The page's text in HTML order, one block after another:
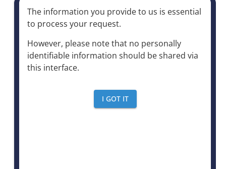
Caméras à lecture
automatisée de
plaques
d’immatriculation et
accès à la déchèterie :
un dispositif autorisé à
condition d’être
4 juin 2026
The information you provide to us is essential
to process your request.
However, please note that no personally
identifiable information should be shared via
this interface.
I GOT IT